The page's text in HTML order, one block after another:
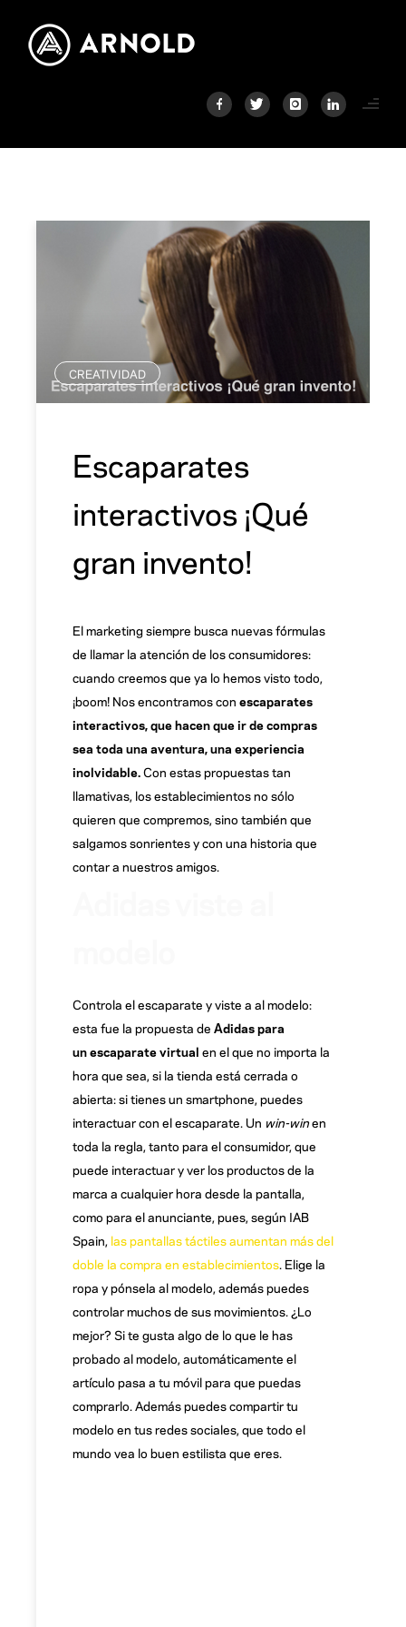
CREATIVIDAD
Escaparates
interactivos ¡Qué
gran invento!
El marketing siempre busca nuevas fórmulas
de llamar la atención de los consumidores:
cuando creemos que ya lo hemos visto todo,
¡boom! Nos encontramos con escaparates
interactivos, que hacen que ir de compras
sea toda una aventura, una experiencia
inolvidable.Con estas propuestas tan
llamativas, los establecimientos no sólo
quieren que compremos, sino también que
salgamos sonrientes y con una historia que
contar a nuestros amigos.
Controla el escaparate y viste a al modelo:
esta fue la propuesta de Adidas para
un escaparate virtual en el que no importa la
hora que sea, si la tienda está cerrada o
abierta: si tienes un smartphone, puedes
interactuar con el escaparate. Un win-winen
toda la regla, tanto para el consumidor, que
puede interactuar y ver los productos de la
marca a cualquier hora desde la pantalla,
como para el anunciante, pues, según IAB
Spain, las pantallas táctiles aumentan más del
doble la compra en establecimientos. Elige la
ropa y pónsela al modelo, además puedes
controlar muchos de sus movimientos. ¿Lo
mejor? Si te gusta algo de lo que le has
probado al modelo, automáticamente el
artículo pasa a tu móvil para que puedas
comprarlo. Además puedes compartir tu
modelo en tus redes sociales, que todo el
mundo vea lo buen estilista que eres.